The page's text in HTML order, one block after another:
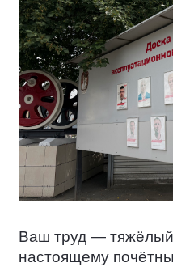
Ваш труд —
настоящему